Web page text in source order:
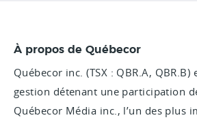
À propos de Québecor
Québecor inc. (TSX : QBR.A,
gestion détenant une participation
Québecor Média inc., l’un des plus